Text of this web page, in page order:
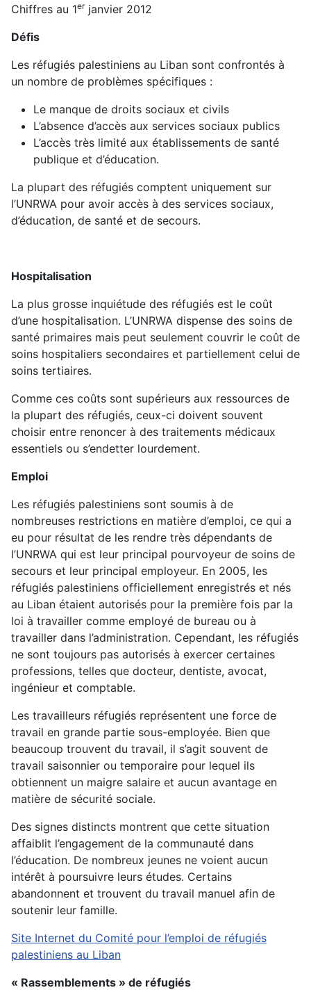
Chiffres au 1erjanvier 2012
Défis
Les réfugiés palestiniens au Liban sont confrontés à
un nombre de problèmes spécifiques :
Le manque de droits sociaux et civils
L’absence d’accès aux services sociaux publics
L’accès très limité aux établissements de santé
publique et d’éducation.
La plupart des réfugiés comptent uniquement sur
l’UNRWA pour avoir accès à des services sociaux,
d’éducation, de santé et de secours.
Hospitalisation
La plus grosse inquiétude des réfugiés est le coût
d’une hospitalisation. L’UNRWA dispense des soins de
santé primaires mais peut seulement couvrir le coût de
soins hospitaliers secondaires et partiellement celui de
soins tertiaires.
Comme ces coûts sont supérieurs aux ressources de
la plupart des réfugiés, ceux-ci doivent souvent
choisir entre renoncer à des traitements médicaux
essentiels ou s’endetter lourdement.
Emploi
Les réfugiés palestiniens sont soumis à de
nombreuses restrictions en matière d’emploi, ce qui a
eu pour résultat de les rendre très dépendants de
l’UNRWA qui est leur principal pourvoyeur de soins de
secours et leur principal employeur. En 2005, les
réfugiés palestiniens officiellement enregistrés et nés
au Liban étaient autorisés pour la première fois par la
loi à travailler comme employé de bureau ou à
travailler dans l’administration. Cependant, les réfugiés
ne sont toujours pas autorisés à exercer certaines
professions, telles que docteur, dentiste, avocat,
ingénieur et comptable.
Les travailleurs réfugiés représentent une force de
travail en grande partie sous-employée. Bien que
beaucoup trouvent du travail, il s’agit souvent de
travail saisonnier ou temporaire pour lequel ils
obtiennent un maigre salaire et aucun avantage en
matière de sécurité sociale.
Des signes distincts montrent que cette situation
affaiblit l’engagement de la communauté dans
l’éducation. De nombreux jeunes ne voient aucun
intérêt à poursuivre leurs études. Certains
abandonnent et trouvent du travail manuel afin de
soutenir leur famille.
Site Internet du Comité pour l’emploi de réfugiés
palestiniens au Liban
« Rassemblements » de réfugiés